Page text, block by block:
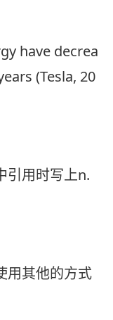
have decrea
(Tesla, 20
引用时写上n.
用其他的方式